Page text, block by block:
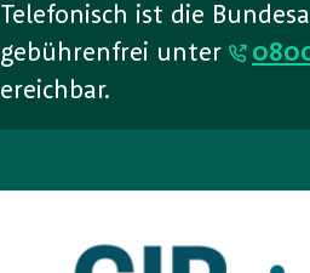
Telefonisch ist die
gebührenfrei unter
ereichbar.